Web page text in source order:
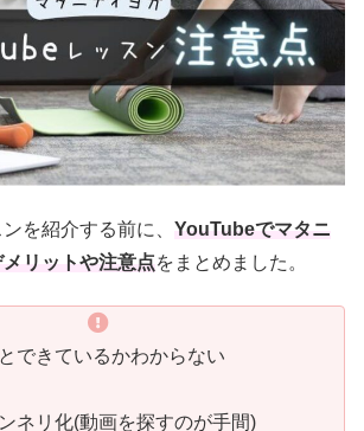
を紹介する前に、 YouTubeでマタニ
リットや注意点をまとめました。
できているかわからない
ネリ化(動画を探すのが手間)